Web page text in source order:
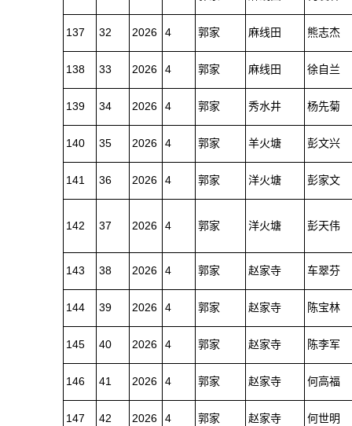
137 32 2026 4 郭家 麻线田 熊志杰
138 33 2026 4 郭家 麻线田 徐自兰
139 34 2026 4 郭家 秀水井 杨先菊
140 35 2026 4 郭家 羊火塘 彭文兴
141 36 2026 4 郭家 洋火塘 彭家文
142 37 2026 4 郭家 洋火塘 彭天伟
143 38 2026 4 郭家 赵家寺 车翠芬
144 39 2026 4 郭家 赵家寺 陈宝林
145 40 2026 4 郭家 赵家寺 陈李军
146 41 2026 4 郭家 赵家寺 何高福
147 42 2026 4 郭家 赵家寺 何世明